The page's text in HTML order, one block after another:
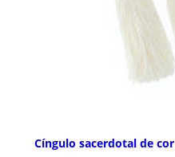
Cíngulo sacerdotal de